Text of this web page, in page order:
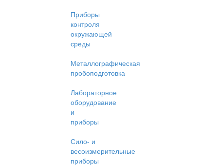
Приборы
контроля
окружающей
среды
Металлографическая
пробоподготовка
Лабораторное
оборудование
и
приборы
Сило- и
весоизмерительные
приборы